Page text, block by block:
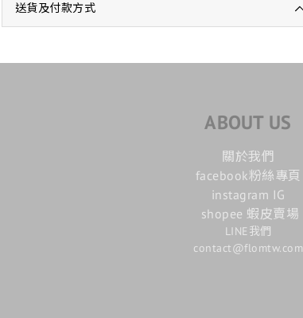
送貨及付款方式
ABOUT US
關於我們
facebook粉絲專頁
instagram IG
shopee 蝦皮賣場
LINE我們
contact@flomtw.com